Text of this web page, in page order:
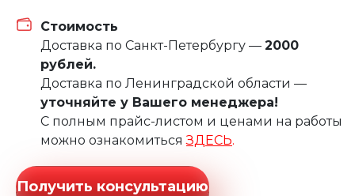
Стоимость
Доставка по Санкт-Петербургу — 2000
рублей.
Доставка по Ленинградской области —
уточняйте у Вашего менеджера!
С полным прайс-листом и ценами на работы
можно ознакомитьсяЗДЕСЬ.
Получить консультацию